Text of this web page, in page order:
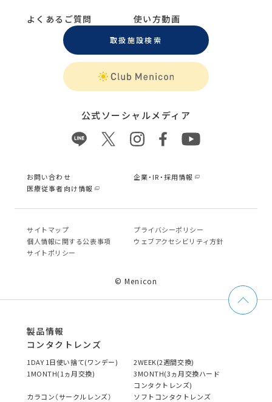
よくあるご質問 使い方動画
取扱施設検索
公式ソーシャルメディア
お問い合わせ
企業・IR・採用情報
医療従事者向け情報
サイトマップ
プライバシーポリシー
個⼈情報に関する公表事項
ウェブアクセシビリティ方針
サイトポリシー
© Menicon
製品情報
コンタクトレンズ
1DAY 1日使い捨て(ワンデー)
2WEEK(2週間交換)
1MONTH(1ヵ月交換)
3MONTH(3ヵ月交換ハード
コンタクトレンズ)
カラコン（サークルレンズ）
ソフトコンタクトレンズ